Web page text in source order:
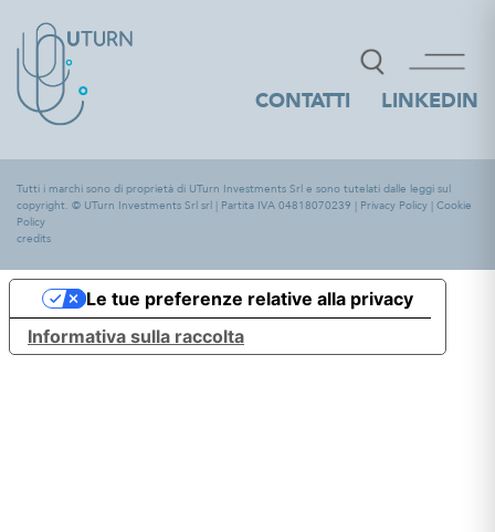
CONTATTI LINKEDIN
Tutti i marchi sono di proprietà di UTurn Investments Srl e sono tutelati dalle leggi sul
copyright. © UTurn Investments Srl srl | Partita IVA 04818070239 | Privacy Policy | Cookie
Policy
credits
Informativa sulla raccolta
Le tue preferenze relative alla privacy